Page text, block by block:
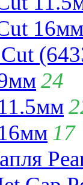
16мм
24
17